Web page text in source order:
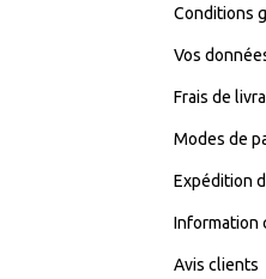
Conditions
Vos
Frais de
Modes de
Expédition
Information
Avis clients